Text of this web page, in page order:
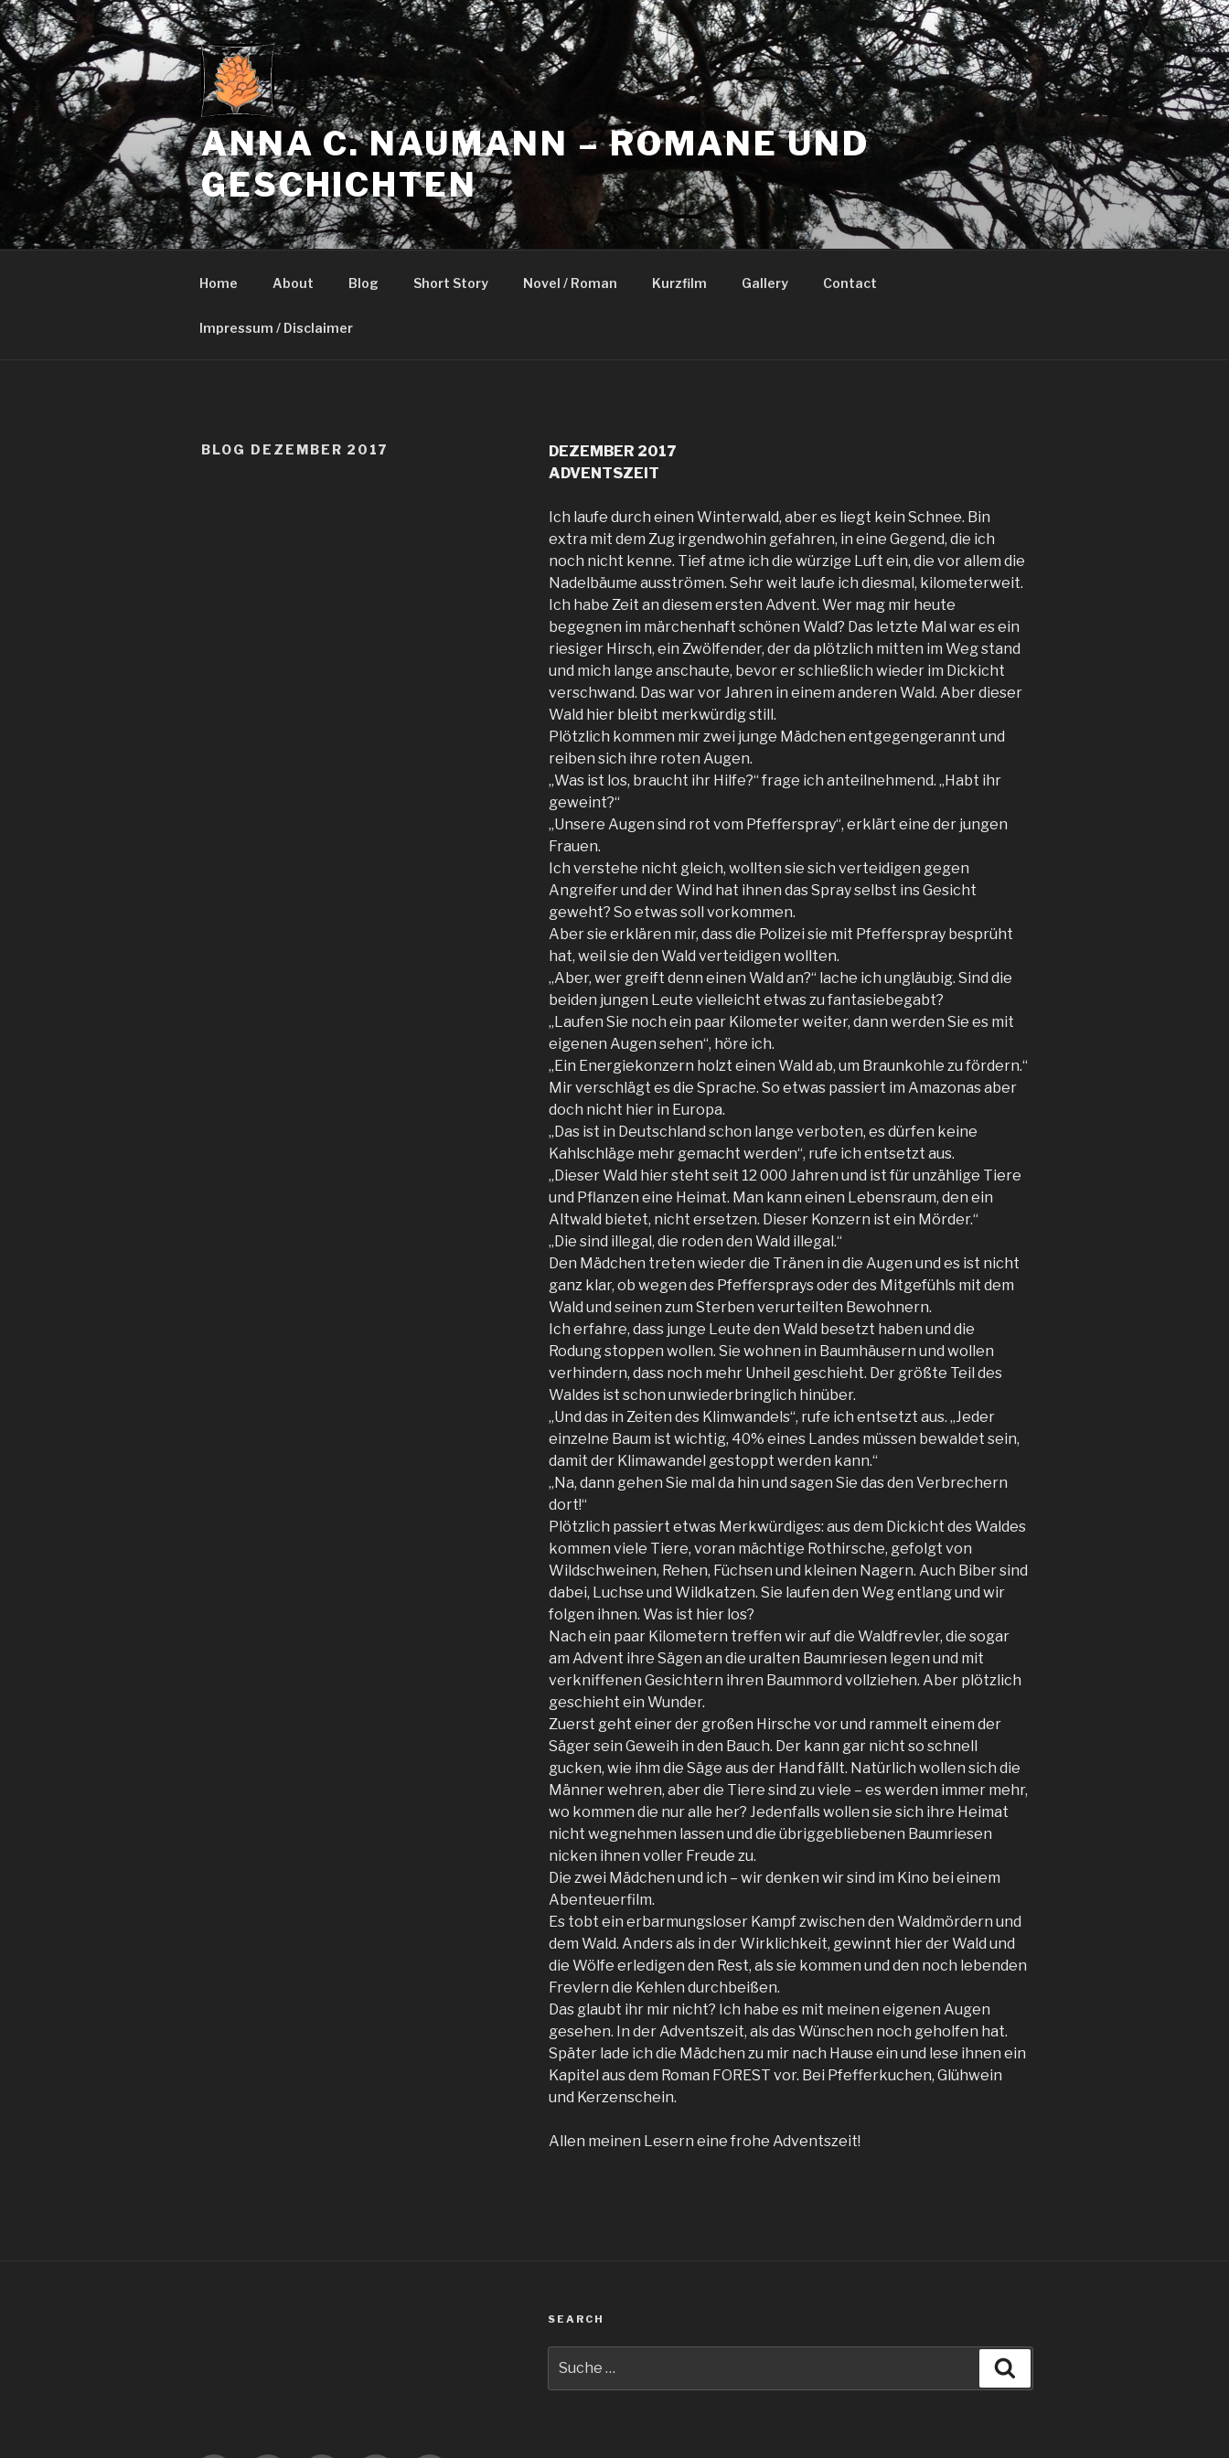
Zum
Inhalt
springen
ANNA C. NAUMANN – ROMANE UND
GESCHICHTEN
Home About Blog Short Story Novel / Roman Kurzfilm Gallery Contact
Impressum / Disclaimer
BLOG DEZEMBER 2017
DEZEMBER 2017
ADVENTSZEIT
Ich laufe durch einen Winterwald, aber es liegt kein Schnee. Bin
extra mit dem Zug irgendwohin gefahren, in eine Gegend, die ich
noch nicht kenne. Tief atme ich die würzige Luft ein, die vor allem die
Nadelbäume ausströmen. Sehr weit laufe ich diesmal, kilometerweit.
Ich habe Zeit an diesem ersten Advent. Wer mag mir heute
begegnen im märchenhaft schönen Wald? Das letzte Mal war es ein
riesiger Hirsch, ein Zwölfender, der da plötzlich mitten im Weg stand
und mich lange anschaute, bevor er schließlich wieder im Dickicht
verschwand. Das war vor Jahren in einem anderen Wald. Aber dieser
Wald hier bleibt merkwürdig still.
Plötzlich kommen mir zwei junge Mädchen entgegengerannt und
reiben sich ihre roten Augen.
„Was ist los, braucht ihr Hilfe?“ frage ich anteilnehmend. „Habt ihr
geweint?“
„Unsere Augen sind rot vom Pfefferspray“, erklärt eine der jungen
Frauen.
Ich verstehe nicht gleich, wollten sie sich verteidigen gegen
Angreifer und der Wind hat ihnen das Spray selbst ins Gesicht
geweht? So etwas soll vorkommen.
Aber sie erklären mir, dass die Polizei sie mit Pfefferspray besprüht
hat, weil sie den Wald verteidigen wollten.
„Aber, wer greift denn einen Wald an?“ lache ich ungläubig. Sind die
beiden jungen Leute vielleicht etwas zu fantasiebegabt?
„Laufen Sie noch ein paar Kilometer weiter, dann werden Sie es mit
eigenen Augen sehen“, höre ich.
„Ein Energiekonzern holzt einen Wald ab, um Braunkohle zu fördern.“
Mir verschlägt es die Sprache. So etwas passiert im Amazonas aber
doch nicht hier in Europa.
„Das ist in Deutschland schon lange verboten, es dürfen keine
Kahlschläge mehr gemacht werden“, rufe ich entsetzt aus.
„Dieser Wald hier steht seit 12 000 Jahren und ist für unzählige Tiere
und Pflanzen eine Heimat. Man kann einen Lebensraum, den ein
Altwald bietet, nicht ersetzen. Dieser Konzern ist ein Mörder.“
„Die sind illegal, die roden den Wald illegal.“
Den Mädchen treten wieder die Tränen in die Augen und es ist nicht
ganz klar, ob wegen des Pfeffersprays oder des Mitgefühls mit dem
Wald und seinen zum Sterben verurteilten Bewohnern.
Ich erfahre, dass junge Leute den Wald besetzt haben und die
Rodung stoppen wollen. Sie wohnen in Baumhäusern und wollen
verhindern, dass noch mehr Unheil geschieht. Der größte Teil des
Waldes ist schon unwiederbringlich hinüber.
„Und das in Zeiten des Klimwandels“, rufe ich entsetzt aus. „Jeder
einzelne Baum ist wichtig, 40% eines Landes müssen bewaldet sein,
damit der Klimawandel gestoppt werden kann.“
„Na, dann gehen Sie mal da hin und sagen Sie das den Verbrechern
dort!“
Plötzlich passiert etwas Merkwürdiges: aus dem Dickicht des Waldes
kommen viele Tiere, voran mächtige Rothirsche, gefolgt von
Wildschweinen, Rehen, Füchsen und kleinen Nagern. Auch Biber sind
dabei, Luchse und Wildkatzen. Sie laufen den Weg entlang und wir
folgen ihnen. Was ist hier los?
Nach ein paar Kilometern treffen wir auf die Waldfrevler, die sogar
am Advent ihre Sägen an die uralten Baumriesen legen und mit
verkniffenen Gesichtern ihren Baummord vollziehen. Aber plötzlich
geschieht ein Wunder.
Zuerst geht einer der großen Hirsche vor und rammelt einem der
Säger sein Geweih in den Bauch. Der kann gar nicht so schnell
gucken, wie ihm die Säge aus der Hand fällt. Natürlich wollen sich die
Männer wehren, aber die Tiere sind zu viele – es werden immer mehr,
wo kommen die nur alle her? Jedenfalls wollen sie sich ihre Heimat
nicht wegnehmen lassen und die übriggebliebenen Baumriesen
nicken ihnen voller Freude zu.
Die zwei Mädchen und ich – wir denken wir sind im Kino bei einem
Abenteuerfilm.
Es tobt ein erbarmungsloser Kampf zwischen den Waldmördern und
dem Wald. Anders als in der Wirklichkeit, gewinnt hier der Wald und
die Wölfe erledigen den Rest, als sie kommen und den noch lebenden
Frevlern die Kehlen durchbeißen.
Das glaubt ihr mir nicht? Ich habe es mit meinen eigenen Augen
gesehen. In der Adventszeit, als das Wünschen noch geholfen hat.
Später lade ich die Mädchen zu mir nach Hause ein und lese ihnen ein
Kapitel aus dem Roman FOREST vor. Bei Pfefferkuchen, Glühwein
und Kerzenschein.
Allen meinen Lesern eine frohe Adventszeit!
SEARCH
nach: